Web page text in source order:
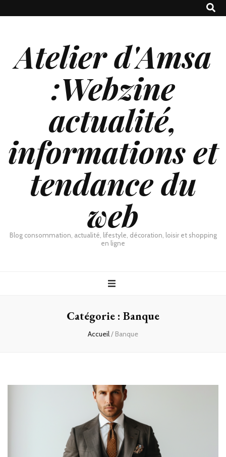
Atelier d'Amsa
:Webzine
actualité,
informations et
tendance du
web
Blog consommation, actualité, lifestyle, décoration, loisir et shopping
en ligne
Catégorie : Banque
Accueil/ Banque